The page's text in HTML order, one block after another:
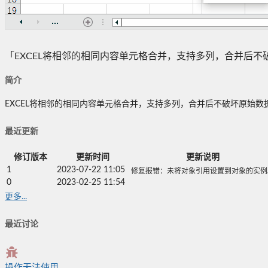
「EXCEL将相邻的相同内容单元格合并，支持多列，合并后
简介
EXCEL将相邻的相同内容单元格合并，支持多列，合并后不破坏原始
最近更新
修订版本 更新时间
更新说明
1
2023-07-22 11:05 修复报错：未将对象引用设置到对象的实
0
2023-02-25 11:54
更多...
最近讨论